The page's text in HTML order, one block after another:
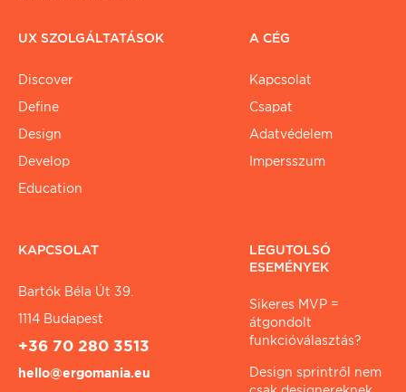
UX SZOLGÁLTATÁSOK
Discover
Define
Design
Develop
Education
A CÉG
Kapcsolat
Csapat
Adatvédelem
Impersszum
KAPCSOLAT
Bartók Béla Út 39.
1114 Budapest
+36 70 280 3513
hello@ergomania.eu
LEGUTOLSÓ
ESEMÉNYEK
Sikeres MVP =
átgondolt
funkcióválasztás?
Design sprintről nem